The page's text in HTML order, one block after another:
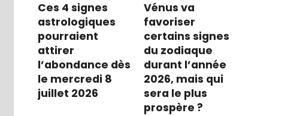
Ces 4 signes
astrologiques
pourraient
attirer
l’abondance dès
le mercredi 8
juillet 2026
Vénus va
favoriser
certains signes
du zodiaque
durant l’année
2026, mais qui
sera le plus
prospère ?